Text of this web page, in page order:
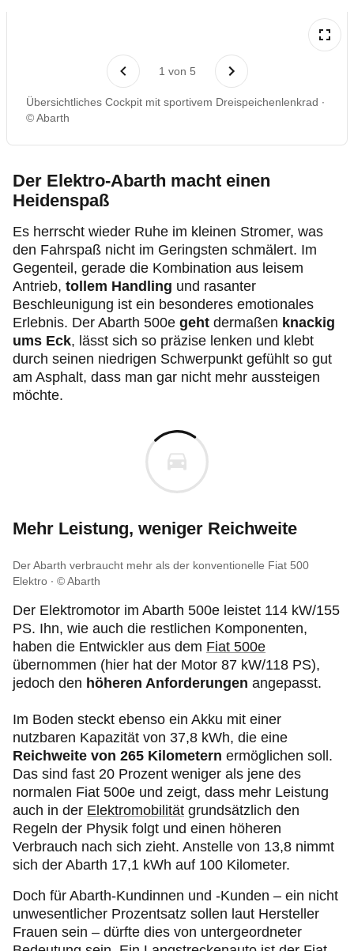
1 von 5
Übersichtliches Cockpit mit sportivem Dreispeichenlenkrad
© Abarth
Der Elektro-Abarth macht einen
Heidenspaß
Es herrscht wieder Ruhe im kleinen Stromer, was
den Fahrspaß nicht im Geringsten schmälert. Im
Gegenteil, gerade die Kombination aus leisem
Antrieb, tollem Handling und rasanter
Beschleunigung ist ein besonderes emotionales
Erlebnis. Der Abarth 500e geht dermaßen knackig
ums Eck, lässt sich so präzise lenken und klebt
durch seinen niedrigen Schwerpunkt gefühlt so gut
am Asphalt, dass man gar nicht mehr aussteigen
möchte.
Mehr Leistung, weniger Reichweite
Der Abarth verbraucht mehr als der konventionelle Fiat 500
Elektro
© Abarth
Der Elektromotor im Abarth 500e leistet 114 kW/155
PS. Ihn, wie auch die restlichen Komponenten,
haben die Entwickler aus dem Fiat 500e
übernommen (hier hat der Motor 87 kW/118 PS),
jedoch den höheren Anforderungen angepasst.
Im Boden steckt ebenso ein Akku mit einer
nutzbaren Kapazität von 37,8 kWh, die eine
Reichweite von 265 Kilometern ermöglichen soll.
Das sind fast 20 Prozent weniger als jene des
normalen Fiat 500e und zeigt, dass mehr Leistung
auch in der Elektromobilität grundsätzlich den
Regeln der Physik folgt und einen höheren
Verbrauch nach sich zieht. Anstelle von 13,8 nimmt
sich der Abarth 17,1 kWh auf 100 Kilometer.
Doch für Abarth-Kundinnen und -Kunden – ein nicht
unwesentlicher Prozentsatz sollen laut Hersteller
Frauen sein – dürfte dies von untergeordneter